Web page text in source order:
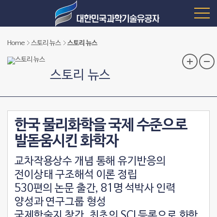
Home 스토리 뉴스 스토리 뉴스
스토리 뉴스
한국 물리화학을 국제 수준으로
발돋움시킨 화학자
교차작용상수 개념 통해 유기반응의
전이상태 구조해석 이론 정립
530편의 논문 출간, 81명 석박사 인력
양성과 연구그룹 형성